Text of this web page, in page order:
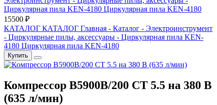
15500 ₽
КАТАЛОГ КАТАЛОГ Главная - Каталог - Электроинструмент
- Циркулярные пилы, аксессуары - Циркулярная пила KEN-
4180 Циркулярная пила KEN-4180
Купить
Компрессор B5900B/200 СТ 5.5 на 380 В
(635 л/мин)